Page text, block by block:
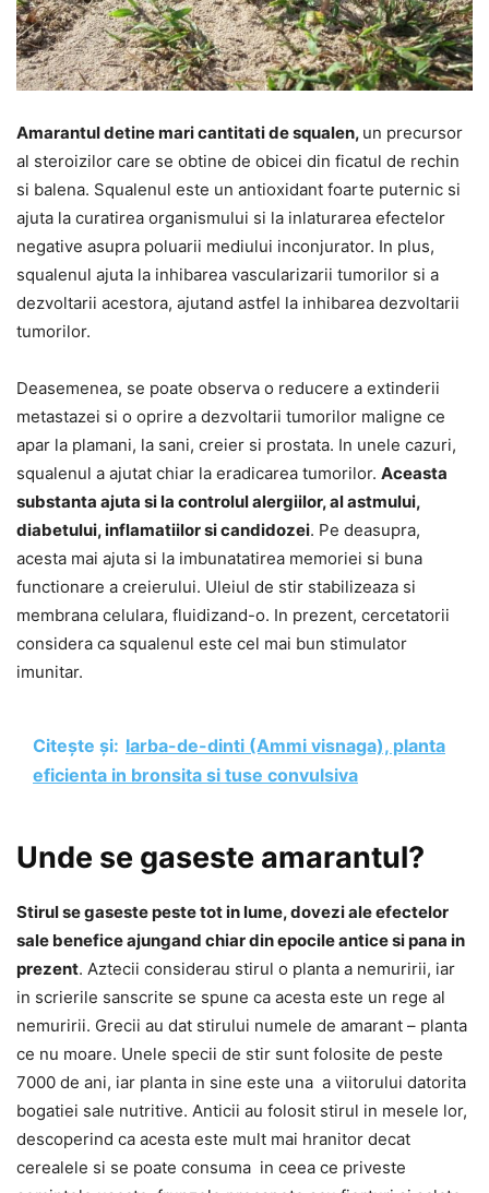
Amarantul detine mari cantitati de squalen, un precursor
al steroizilor care se obtine de obicei din ficatul de rechin
si balena. Squalenul este un antioxidant foarte puternic si
ajuta la curatirea organismului si la inlaturarea efectelor
negative asupra poluarii mediului inconjurator. In plus,
squalenul ajuta la inhibarea vascularizarii tumorilor si a
dezvoltarii acestora, ajutand astfel la inhibarea dezvoltarii
tumorilor.
Deasemenea, se poate observa o reducere a extinderii
metastazei si o oprire a dezvoltarii tumorilor maligne ce
apar la plamani, la sani, creier si prostata. In unele cazuri,
squalenul a ajutat chiar la eradicarea tumorilor. Aceasta
substanta ajuta si la controlul alergiilor, al astmului,
diabetului, inflamatiilor si candidozei. Pe deasupra,
acesta mai ajuta si la imbunatatirea memoriei si buna
functionare a creierului. Uleiul de stir stabilizeaza si
membrana celulara, fluidizand-o. In prezent, cercetatorii
considera ca squalenul este cel mai bun stimulator
imunitar.
Citește și: Iarba-de-dinti (Ammi visnaga), planta
eficienta in bronsita si tuse convulsiva
Unde se gaseste amarantul?
Stirul se gaseste peste tot in lume, dovezi ale efectelor
sale benefice ajungand chiar din epocile antice si pana in
prezent. Aztecii considerau stirul o planta a nemuririi, iar
in scrierile sanscrite se spune ca acesta este un rege al
nemuririi. Grecii au dat stirului numele de amarant – planta
ce nu moare. Unele specii de stir sunt folosite de peste
7000 de ani, iar planta in sine este una a viitorului datorita
bogatiei sale nutritive. Anticii au folosit stirul in mesele lor,
descoperind ca acesta este mult mai hranitor decat
cerealele si se poate consuma in ceea ce priveste